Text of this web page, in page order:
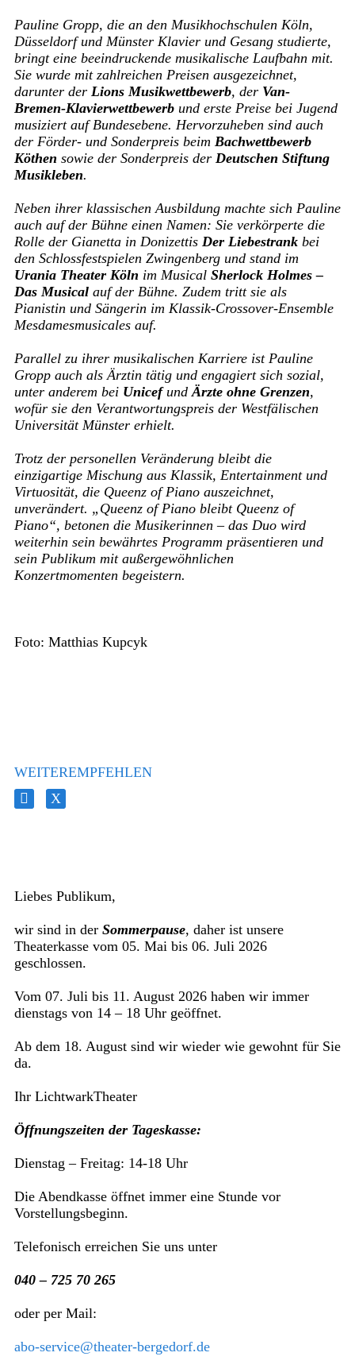
Pauline Gropp, die an den Musikhochschulen Köln,
Düsseldorf und Münster Klavier und Gesang studierte,
bringt eine beeindruckende musikalische Laufbahn mit.
Sie wurde mit zahlreichen Preisen ausgezeichnet,
darunter der Lions Musikwettbewerb, der Van-
Bremen-Klavierwettbewerbund erste Preise bei Jugend
musiziert auf Bundesebene. Hervorzuheben sind auch
der Förder- und Sonderpreis beim Bachwettbewerb
Köthen sowie der Sonderpreis der Deutschen Stiftung
Musikleben.
Neben ihrer klassischen Ausbildung machte sich Pauline
auch auf der Bühne einen Namen: Sie verkörperte die
Rolle der Gianetta in Donizettis Der Liebestrankbei
den Schlossfestspielen Zwingenberg und stand im
Urania Theater Köln im Musical Sherlock Holmes –
Das Musicalauf der Bühne. Zudem tritt sie als
Pianistin und Sängerin im Klassik-Crossover-Ensemble
Mesdamesmusicales auf.
Parallel zu ihrer musikalischen Karriere ist Pauline
Gropp auch als Ärztin tätig und engagiert sich sozial,
unter anderem bei UnicefundÄrzte ohne Grenzen,
wofür sie den Verantwortungspreis der Westfälischen
Universität Münster erhielt.
Trotz der personellen Veränderung bleibt die
einzigartige Mischung aus Klassik, Entertainment und
Virtuosität, die Queenz of Piano auszeichnet,
unverändert. „Queenz of Piano bleibt Queenz of
Piano“, betonen die Musikerinnen – das Duo wird
weiterhin sein bewährtes Programm präsentieren und
sein Publikum mit außergewöhnlichen
Konzertmomenten begeistern.
Foto: Matthias Kupcyk
WEITEREMPFEHLEN
Liebes Publikum,
wir sind in derSommerpause, daher ist unsere
Theaterkasse vom 05. Mai bis 06. Juli 2026
geschlossen.
Vom 07. Juli bis 11. August 2026 haben wir immer
dienstags von 14 – 18 Uhr geöffnet.
Ab dem 18. August sind wir wieder wie gewohnt für Sie
da.
Ihr LichtwarkTheater
Öffnungszeiten der Tageskasse:
Dienstag – Freitag: 14-18 Uhr
Die Abendkasse öffnet immer eine Stunde vor
Vorstellungsbeginn.
Telefonisch erreichen Sie uns unter
040 – 725 70 265
oder per Mail:
abo-service@theater-bergedorf.de